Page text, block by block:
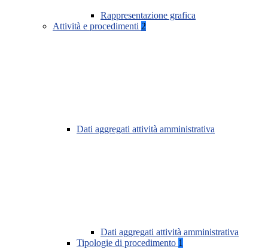
Rappresentazione grafica
Attività e procedimenti 2
Dati aggregati attività amministrativa
Dati aggregati attività amministrativa
Tipologie di procedimento 1